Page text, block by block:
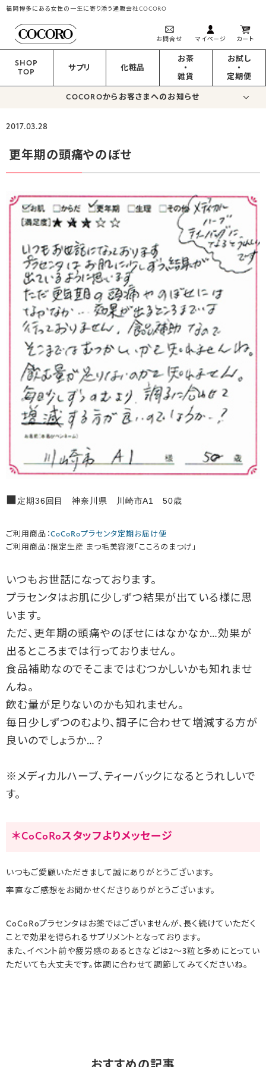
福岡博多にある女性の一生に寄り添う通販会社COCORO
お問合せ マイページ カート
SHOP
TOP
サプリ 化粧品
お茶
・
雑貨
お試し
・
定期便
COCOROからお客さまへのお知らせ
2017.03.28
更年期の頭痛やのぼせ
■定期36回目 神奈川県 川崎市A1 50歳
ご利用商品：CoCoRoプラセンタ定期お届け便
ご利用商品：限定生産 まつ毛美容液「こころのまつげ」
いつもお世話になっております。
プラセンタはお肌に少しずつ結果が出ている様に思
います。
ただ、更年期の頭痛やのぼせにはなかなか…効果が
出るところまでは行っておりません。
食品補助なのでそこまではむつかしいかも知れませ
んね。
飲む量が足りないのかも知れません。
毎日少しずつのむより、調子に合わせて増減する方が
良いのでしょうか…？
※メディカルハーブ、ティーバックになるとうれしいで
す。
＊CoCoRoスタッフよりメッセージ
いつもご愛顧いただきまして誠にありがとうございます。
率直なご感想をお聞かせくださりありがとうございます。
CoCoRoプラセンタはお薬ではございませんが、長く続けていただく
ことで効果を得られるサプリメントとなっております。
また、イベント前や疲労感のあるときなどは2～3粒と多めにとってい
ただいても大丈夫です。体調に合わせて調節してみてくださいね。